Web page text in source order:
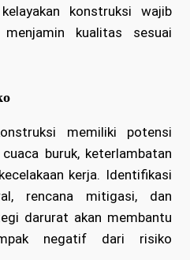
konstruksi wajib
kualitas sesuai
memiliki potensi
buruk, keterlambatan
kerja. Identifikasi
rencana mitigasi, dan
darurat akan membantu
negatif dari risiko